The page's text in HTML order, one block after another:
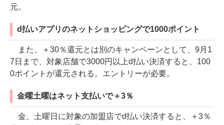
元。
d払いアプリのネットショッピングで1000ポイント
また、＋30％還元とは別のキャンペーンとして、9月1
7日まで、対象店舗で3000円以上d払い決済すると、100
0ポイントが還元される。エントリーが必要。
金曜土曜はネット支払いで＋3％
金、土曜日に対象の加盟店でd払い決済すると、＋3％